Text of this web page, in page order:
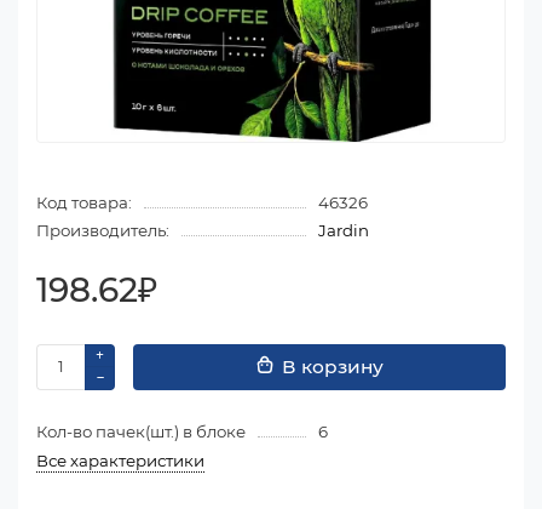
Код товара:
46326
Производитель:
Jardin
198.62₽
В корзину
Кол-во пачек(шт.) в блоке
6
Все характеристики